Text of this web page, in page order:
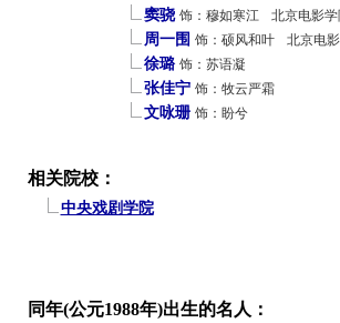
窦骁 饰：穆如寒江 北京电影学
周一围 饰：硕风和叶 北京电
徐璐 饰：苏语凝
张佳宁 饰：牧云严霜
文咏珊 饰：盼兮
相关院校：
中央戏剧学院
同年(公元1988年)出生的名人：